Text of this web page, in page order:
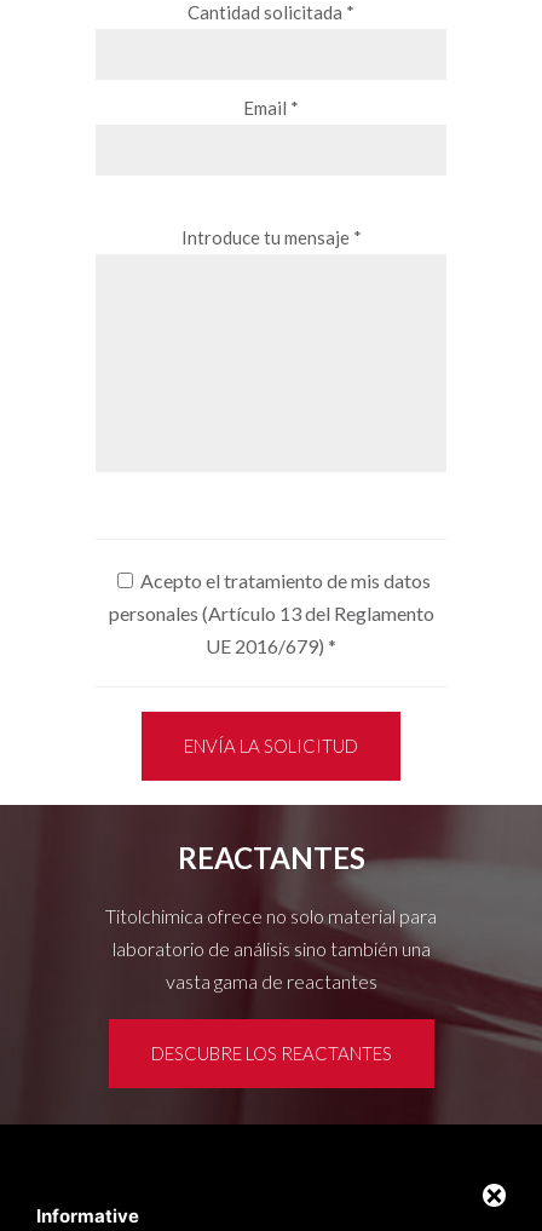
Cantidad solicitada *
Email *
Introduce tu mensaje *
Acepto el tratamiento de mis datos
personales (Artículo 13 del Reglamento
UE 2016/679) *
ENVÍA LA SOLICITUD
REACTANTES
Titolchimica ofrece no solo material para
laboratorio de análisis sino también una
vasta gama de reactantes
DESCUBRE LOS REACTANTES
InformativePrivacy policy